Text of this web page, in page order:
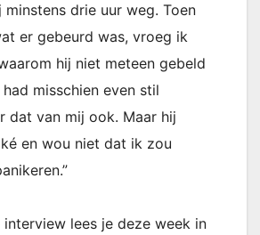
minstens drie uur weg. Toen
er gebeurd was, vroeg ik
hij niet meteen gebeld
misschien even stil
dat van mij ook. Maar hij
en wou niet dat ik zou
lees je deze week in